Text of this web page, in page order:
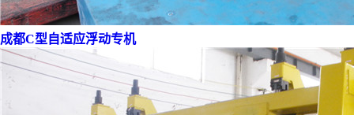
成都C型自适应浮动专机